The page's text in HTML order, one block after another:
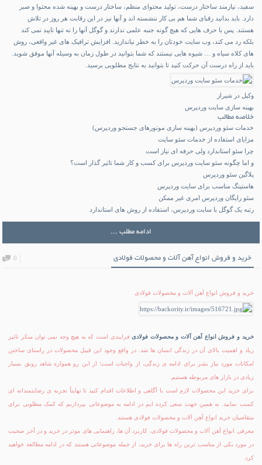
سفید، نیازمند ساختار درست، تولید محتوای منظم، ساختار درست و بهینه شده محتوا و صبر
دارد. باید بدانید رقبای شما هم بی کار ننشسته اند و آنها نیز در این رقابت هر روز در تلاش
هستند. پس با حرف هایی که هیچ گونه جنبه علمی ندارند و گوگل آنها را نه تنها تایید نمی کند
بلکه رد می کند، وب سایت خودتان را به خطر نیاندازید. افزایش ترافیک های غیر واقعی، روش
های کلاه سیاه و … شیوه هایی نیستند که شما بتوانید در طول زمان به وسیله آنها موفق شوید.
باید از راه درست آن حرکت کنید تا بتوانید به نتایج مطلوبی برسید.
وکیل در شیراز
بهینه سازی سایت وردپرس
خلاصه مطالب
خدمات سئو وردپرس (بهینه سازی موتورهای جستجو وردپرس)
مزایای استفاده از خدمات سئو سایت
چرا سئو استاندارد ولی حرفه ای نیاز است
و اما چگونه سئو سایت وردپرس برای کسب و کار شما تاثیر گذار است؟
پلاگین سئو وردپرس
هاستینگ مناسب برای سایت وردپرس
سئو رایگان وردپرس امری غیر ممکن
رتبه یک گوگل با سایت وردپرس، استفاده از روش های استاندارد
ادامه مطلب ...
خرید و فروش انواع آهن آلات و محصولات فولادی 0
خرید و فروش انواع آهن آلات و محصولات فولادی
خرید و فروش انواع آهن آلات و محصولات فولادیفرایندی است که به هیچ وجه نمی توان منکر تاثیر
زیاد و اهمیت بالای آن در زندگی انسان ها شد. در واقع وجود این قبیل محصولات در راستای ساختن
امکانات مورد نیاز بشر برای ادامه ی زندگی، از واجبات است؛ از این رو همواره شاهد رونق بسیار
زیادی در بازار های مربوطه هستیم.
برای خرید این محصولات لازم است با آگاهی و اطلاعات اقدام کنید تا نهایتاً تجربه ی رضایتمندانه ای
کسب نمایید. به همین جهت سعی کرده ایم در ادامه به موضوعاتی بپردازیم که کمک مطلوبی برای
متقاضیان خرید انواع آهن آلات و محصولات فولادی هستند.
معرفی انواع آهن آلات و محصولات فولادی، کاربرد آن ها، راهنمایی های موثر در خرید و در آخر صحبت
در مورد یکی از مناسب ترین راه ها برای خرید، از جمله موضوعاتی هستند که در ادامه مطالعه خواهید
کرد.